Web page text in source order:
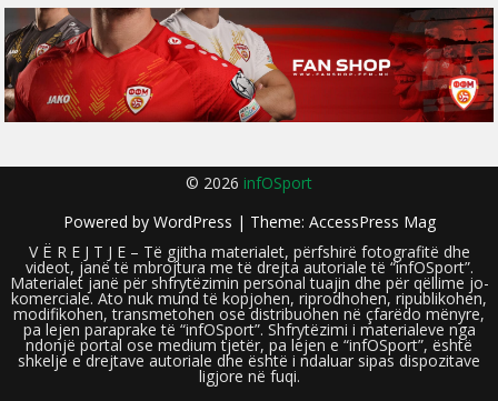
© 2026 infOSport
Powered by WordPress | Theme: AccessPress Mag
V Ë R E J T J E – Të gjitha materialet, përfshirë fotografitë dhe
videot, janë të mbrojtura me të drejta autoriale të “infOSport”.
Materialet janë për shfrytëzimin personal tuajin dhe për qëllime jo-
komerciale. Ato nuk mund të kopjohen, riprodhohen, ripublikohen,
modifikohen, transmetohen ose distribuohen në çfarëdo mënyre,
pa lejen paraprake të “infOSport”. Shfrytëzimi i materialeve nga
ndonjë portal ose medium tjetër, pa lejen e “infOSport”, është
shkelje e drejtave autoriale dhe është i ndaluar sipas dispozitave
ligjore në fuqi.